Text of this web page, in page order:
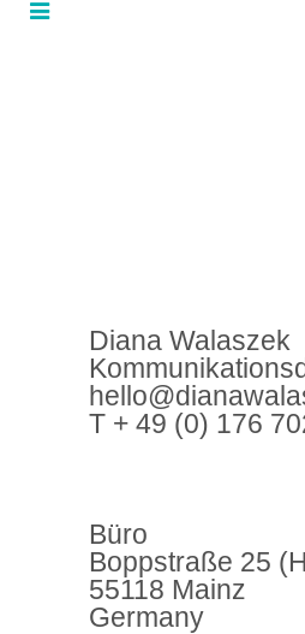
Diana Walaszek
T + 49 (0) 176
Büro
Boppstraße 25
55118 Mainz
Germany